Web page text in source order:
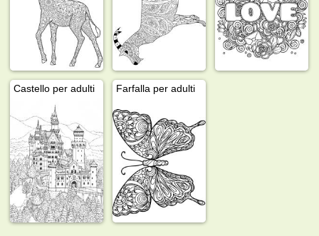
Castello per adulti Farfalla per adulti